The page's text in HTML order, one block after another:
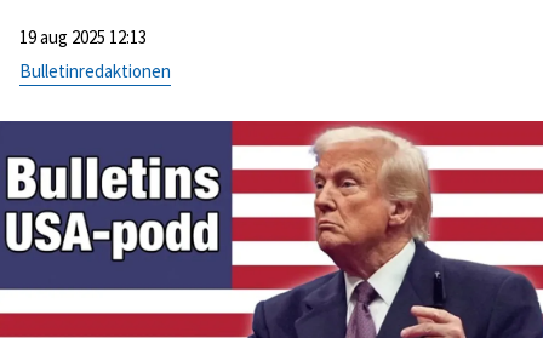
19 aug 2025 12:13
Bulletinredaktionen